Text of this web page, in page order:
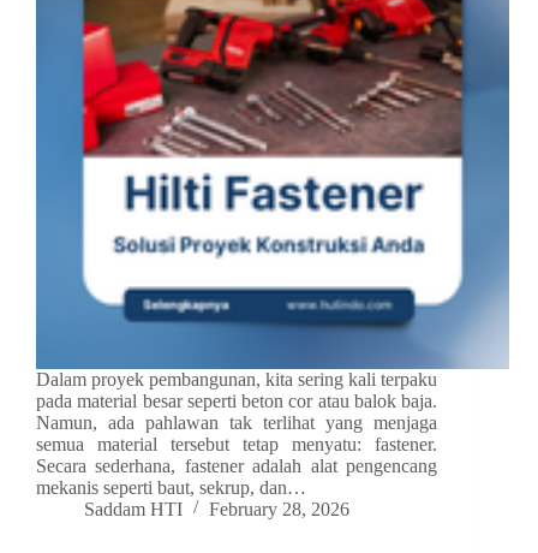
Dalam proyek pembangunan, kita sering kali terpaku
pada material besar seperti beton cor atau balok baja.
Namun, ada pahlawan tak terlihat yang menjaga
semua material tersebut tetap menyatu: fastener.
Secara sederhana, fastener adalah alat pengencang
mekanis seperti baut, sekrup, dan…
Saddam HTI
February 28, 2026